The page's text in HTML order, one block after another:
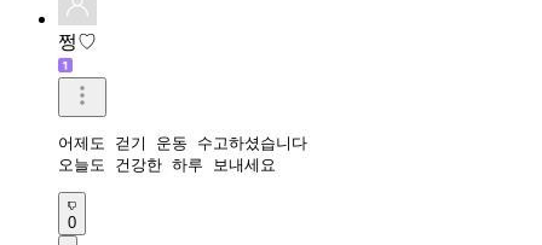
쩡♡
어제도 걷기 운동 수고하셨습니다
오늘도 건강한 하루 보내세요
0